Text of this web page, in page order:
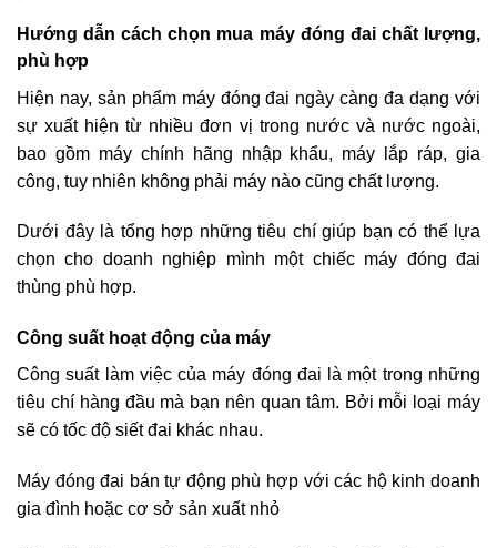
Hướng dẫn cách chọn mua máy đóng đai chất lượng,
phù hợp
Hiện nay, sản phẩm máy đóng đai ngày càng đa dạng với
sự xuất hiện từ nhiều đơn vị trong nước và nước ngoài,
bao gồm máy chính hãng nhập khẩu, máy lắp ráp, gia
công, tuy nhiên không phải máy nào cũng chất lượng.
Dưới đây là tổng hợp những tiêu chí giúp bạn có thể lựa
chọn cho doanh nghiệp mình một chiếc máy đóng đai
thùng phù hợp.
Công suất hoạt động của máy
Công suất làm việc của máy đóng đai là một trong những
tiêu chí hàng đầu mà bạn nên quan tâm. Bởi mỗi loại máy
sẽ có tốc độ siết đai khác nhau.
Máy đóng đai bán tự động phù hợp với các hộ kinh doanh
gia đình hoặc cơ sở sản xuất nhỏ